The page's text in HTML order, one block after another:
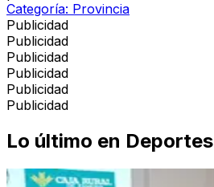
Categoría: Provincia
Publicidad
Publicidad
Publicidad
Publicidad
Publicidad
Publicidad
Lo último en Deportes